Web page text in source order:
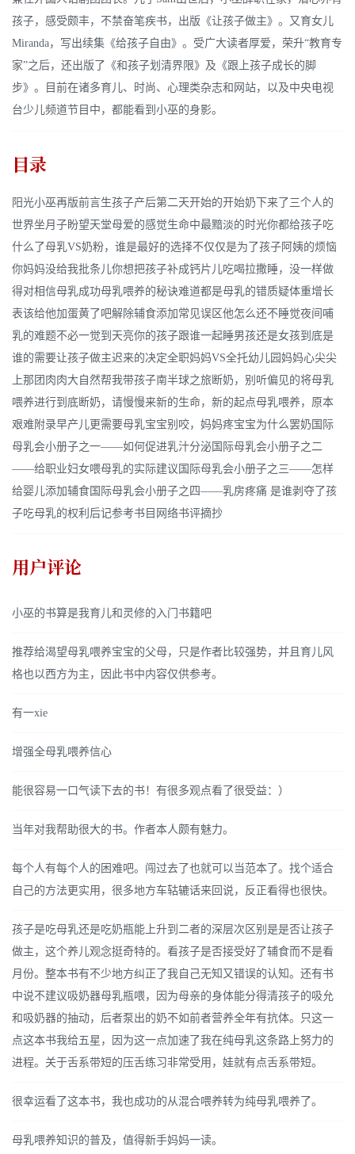
孩子，感受颇丰，不禁奋笔疾书，出版《让孩子做主》。又育女儿
Miranda，写出续集《给孩子自由》。受广大读者厚爱，荣升“教育专
家”之后，还出版了《和孩子划清界限》及《跟上孩子成长的脚
步》。目前在诸多育儿、时尚、心理类杂志和网站，以及中央电视
台少儿频道节目中，都能看到小巫的身影。
目录
阳光小巫再版前言生孩子产后第二天开始的开始奶下来了三个人的
世界坐月子盼望天堂母爱的感觉生命中最黯淡的时光你都给孩子吃
什么了母乳VS奶粉，谁是最好的选择不仅仅是为了孩子阿姨的烦恼
你妈妈没给我批条儿你想把孩子补成钙片儿吃喝拉撒睡，没一样做
得对相信母乳成功母乳喂养的秘诀难道都是母乳的错质疑体重增长
表该给他加蛋黄了吧解除辅食添加常见误区他怎么还不睡觉夜间哺
乳的难题不必一觉到天亮你的孩子跟谁一起睡男孩还是女孩到底是
谁的需要让孩子做主迟来的决定全职妈妈VS全托幼儿园妈妈心尖尖
上那团肉肉大自然帮我带孩子南半球之旅断奶，别听偏见的将母乳
喂养进行到底断奶，请慢慢来新的生命，新的起点母乳喂养，原本
艰难附录早产儿更需要母乳宝宝别咬，妈妈疼宝宝为什么罢奶国际
母乳会小册子之一——如何促进乳汁分泌国际母乳会小册子之二
——给职业妇女喂母乳的实际建议国际母乳会小册子之三——怎样
给婴儿添加辅食国际母乳会小册子之四——乳房疼痛 是谁剥夺了孩
子吃母乳的权利后记参考书目网络书评摘抄
用户评论
小巫的书算是我育儿和灵修的入门书籍吧
推荐给渴望母乳喂养宝宝的父母，只是作者比较强势，并且育儿风
格也以西方为主，因此书中内容仅供参考。
有一xie
增强全母乳喂养信心
能很容易一口气读下去的书！有很多观点看了很受益：）
当年对我帮助很大的书。作者本人颇有魅力。
每个人有每个人的困难吧。闯过去了也就可以当范本了。找个适合
自己的方法更实用，很多地方车轱辘话来回说，反正看得也很快。
孩子是吃母乳还是吃奶瓶能上升到二者的深层次区别是是否让孩子
做主，这个养儿观念挺奇特的。看孩子是否接受好了辅食而不是看
月份。整本书有不少地方纠正了我自己无知又错误的认知。还有书
中说不建议吸奶器母乳瓶喂，因为母亲的身体能分得清孩子的吸允
和吸奶器的抽动，后者泵出的奶不如前者营养全年有抗体。只这一
点这本书我给五星，因为这一点加速了我在纯母乳这条路上努力的
进程。关于舌系带短的压舌练习非常受用，娃就有点舌系带短。
很幸运看了这本书，我也成功的从混合喂养转为纯母乳喂养了。
母乳喂养知识的普及，值得新手妈妈一读。